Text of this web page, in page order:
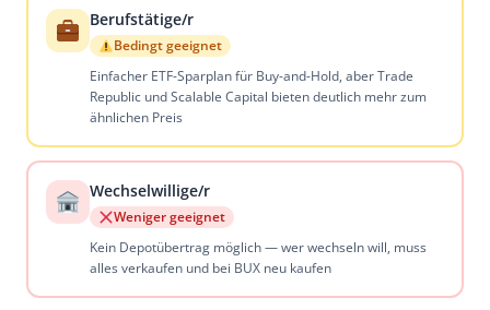
Berufstätige/r
Bedingt geeignet
Einfacher ETF-Sparplan für Buy-and-Hold, aber Trade
Republic und Scalable Capital bieten deutlich mehr zum
ähnlichen Preis
Wechselwillige/r
Weniger geeignet
Kein Depotübertrag möglich — wer wechseln will, muss
alles verkaufen und bei BUX neu kaufen